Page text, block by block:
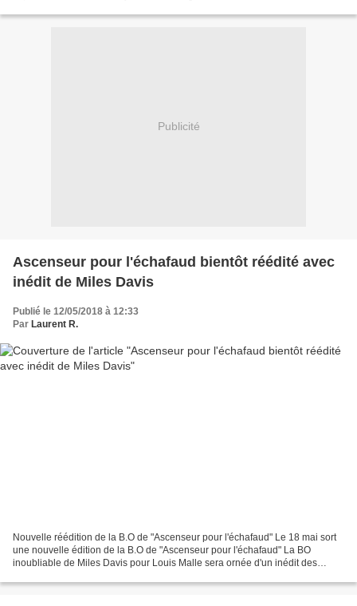
Publicité
Ascenseur pour l'échafaud bientôt réédité avec
inédit de Miles Davis
Publié le 12/05/2018 à 12:33
Par Laurent R.
Nouvelle réédition de la B.O de "Ascenseur pour l'échafaud" Le 18 mai sort
une nouvelle édition de la B.O de "Ascenseur pour l'échafaud" La BO
inoubliable de Miles Davis pour Louis Malle sera ornée d'un inédit des